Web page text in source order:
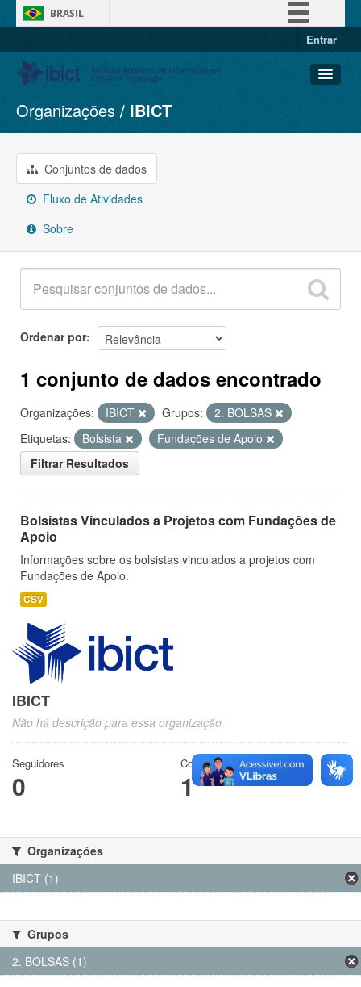
BRASIL
Entrar
Conjuntos de dados
Organizações
Grupos
Sobre
Organizações IBICT
Conjuntos de dados
Fluxo de Atividades
Sobre
Ordenar por
1 conjunto de dados encontrado
Organizações: IBICT Grupos:
2. BOLSAS
Etiquetas:
Bolsista
Fundações de Apoio
Filtrar Resultados
Bolsistas Vinculados a Projetos com Fundações de
Apoio
Informações sobre os bolsistas vinculados a projetos com
Fundações de Apoio.
CSV
IBICT
Não há descrição para essa organização
Seguidores
0
Conjuntos de dados
1
Organizações
IBICT (1)
Grupos
2. BOLSAS (1)